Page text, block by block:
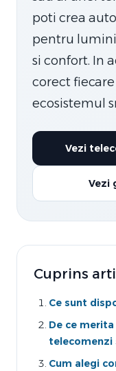
poti crea
pentru
si confort. In
corect
ecosistemul
Vezi
Vezi
Cuprins
Ce sunt
De ce
telecomenzi
Cum alegi